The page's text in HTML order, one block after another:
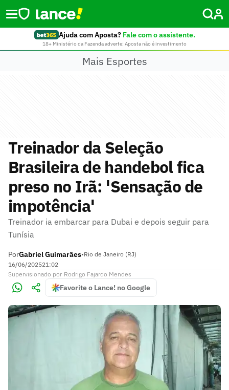
Ajuda com Aposta? Fale com o assistente.
18+ Ministério da Fazenda adverte: Aposta não é investimento
Mais Esportes
Treinador da Seleção
Brasileira de handebol fica
preso no Irã: 'Sensação de
impotência'
Treinador ia embarcar para Dubai e depois seguir para
Tunísia
PorGabriel Guimarães•Rio de Janeiro (RJ)
16/06/202521:02
Supervisionado por Rodrigo Fajardo Mendes
Favorite o Lance! no Google